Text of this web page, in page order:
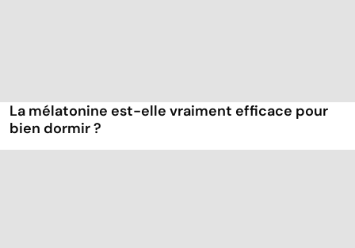
La mélatonine est-elle vraiment efficace pour
bien dormir ?